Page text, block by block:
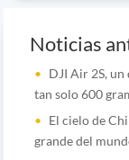
Noticias
DJI Air 2S,
tan solo 600
El cielo de
grande del